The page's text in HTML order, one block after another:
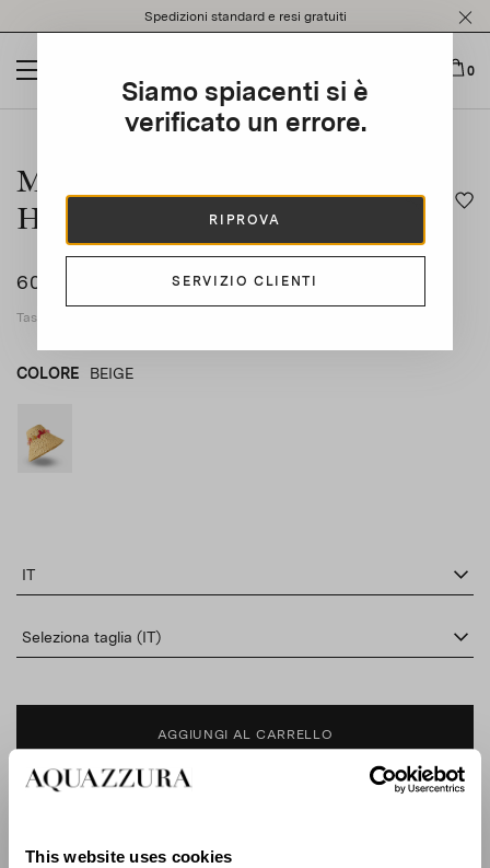
This website uses cookies
note:
website
an
Spedizioni standard e resi gratuiti
0
Siamo spiacenti si è
verificato un errore.
RIPROVA
SERVIZIO CLIENTI
This is a carousel with auto-rotating slides. Activate any of
Marea Crochet Maxi Bucket
Hat
600 CHF
Tasse applicabili incluse
COLORE BEIGE
product_color_select_label
IT
Seleziona taglia (IT)
AGGIUNGI AL CARRELLO